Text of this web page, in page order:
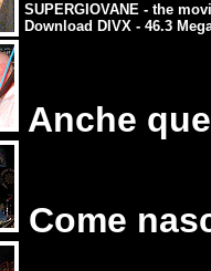
SUPERGIOVANE - the
Download DIVX - 46.3
Anche
Come